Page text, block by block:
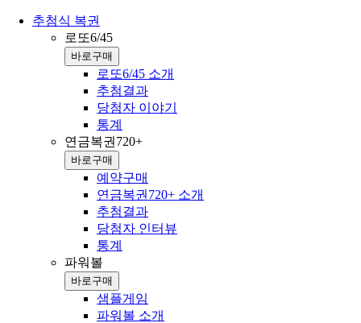
추첨식 복권
로또6/45
바로구매
로또6/45 소개
추첨결과
당첨자 이야기
통계
연금복권720+
바로구매
예약구매
연금복권720+ 소개
추첨결과
당첨자 인터뷰
통계
파워볼
바로구매
샘플게임
파워볼 소개